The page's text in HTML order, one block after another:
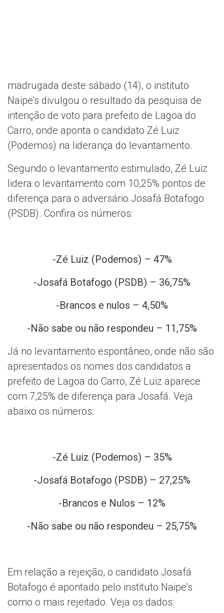
madrugada deste sábado (14), o instituto
Naipe’s divulgou o resultado da pesquisa de
intenção de voto para prefeito de Lagoa do
Carro, onde aponta o candidato Zé Luiz
(Podemos) na liderança do levantamento.
Segundo o levantamento estimulado, Zé Luiz
lidera o levantamento com 10,25% pontos de
diferença para o adversário Josafá Botafogo
(PSDB). Confira os números:
-Zé Luiz (Podemos) – 47%
-Josafá Botafogo (PSDB) – 36,75%
-Brancos e nulos – 4,50%
-Não sabe ou não respondeu – 11,75%
Já no levantamento espontâneo, onde não são
apresentados os nomes dos candidatos a
prefeito de Lagoa do Carro, Zé Luiz aparece
com 7,25% de diferença para Josafá. Veja
abaixo os números:
-Zé Luiz (Podemos) – 35%
-Josafá Botafogo (PSDB) – 27,25%
-Brancos e Nulos – 12%
-Não sabe ou não respondeu – 25,75%
Em relação a rejeição, o candidato Josafá
Botafogo é apontado pelo instituto Naipe’s
como o mais rejeitado. Veja os dados: